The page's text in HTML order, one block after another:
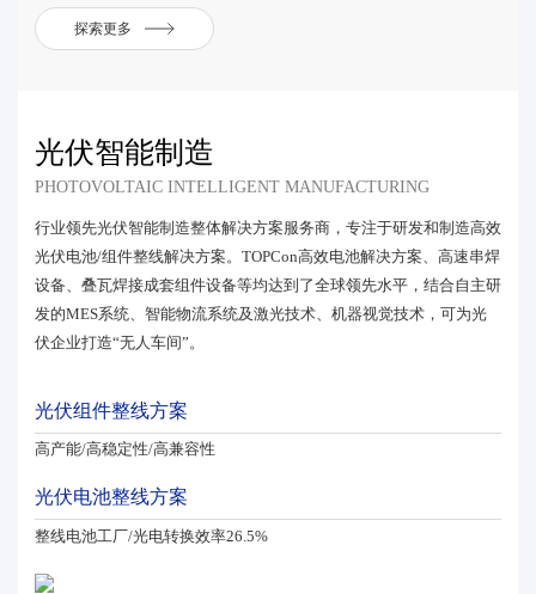
探索更多
光伏智能制造
PHOTOVOLTAIC INTELLIGENT MANUFACTURING
行业领先光伏智能制造整体解决方案服务商，专注于研发和制造高效
光伏电池/组件整线解决方案。TOPCon高效电池解决方案、高速串焊
设备、叠瓦焊接成套组件设备等均达到了全球领先水平，结合自主研
发的MES系统、智能物流系统及激光技术、机器视觉技术，可为光
伏企业打造“无人车间”。
光伏组件整线方案
高产能/高稳定性/高兼容性
光伏电池整线方案
整线电池工厂/光电转换效率26.5%